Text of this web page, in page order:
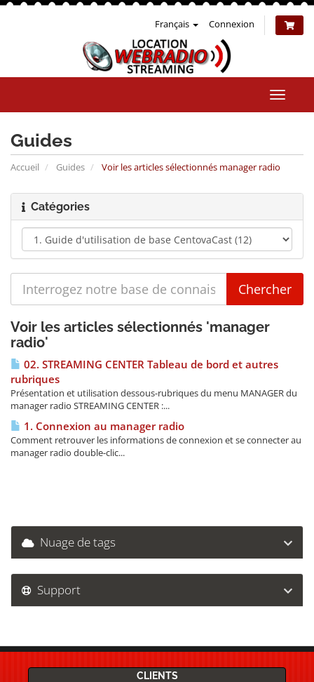
Français Connexion
la
Guides
Accueil Guides Voir les articles sélectionnés manager radio
Catégories
Voir les articles sélectionnés 'manager
radio'
02. STREAMING CENTER Tableau de bord et autres
rubriques
Présentation et utilisation dessous-rubriques du menu MANAGER du
manager radio STREAMING CENTER :...
1. Connexion au manager radio
Comment retrouver les informations de connexion et se connecter au
manager radio double-clic...
Nuage de tags
Support
CLIENTS